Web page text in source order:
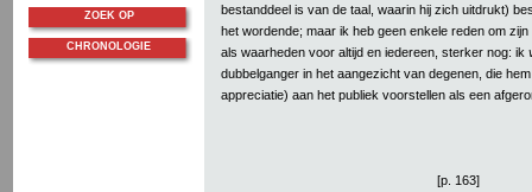
bestanddeel is van de taal, waarin hij zich uitdrukt)
het wordende; maar ik heb geen enkele reden om
als waarheden voor altijd en iedereen, sterker nog: ik
dubbelganger in het aangezicht van degenen, die
appreciatie) aan het publiek voorstellen als een
[p. 163]
ZOEK OP
CHRONOLOGIE